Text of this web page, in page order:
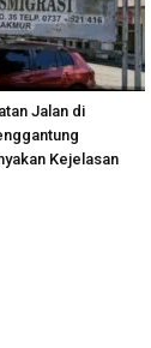
Jalan di
Kejelasan